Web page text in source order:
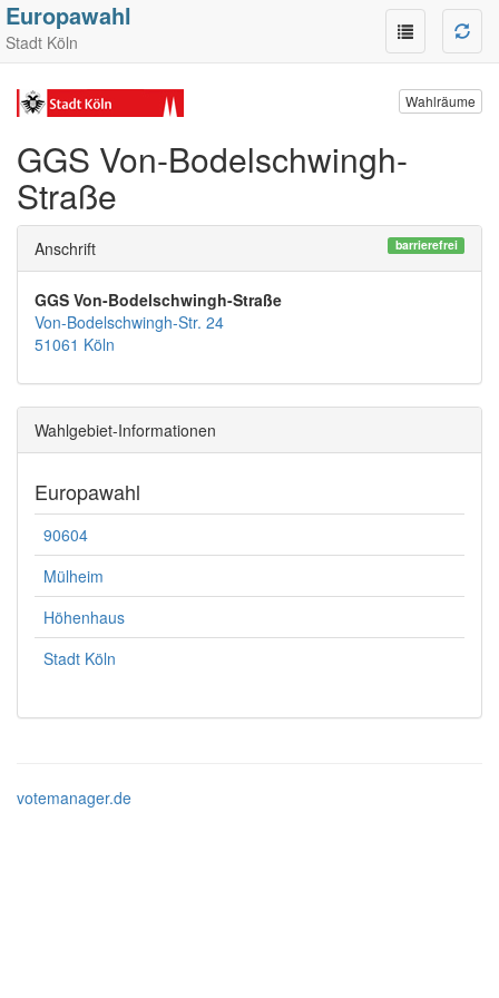
Europawahl
Stadt Köln
Wahlräume
GGS Von-Bodelschwingh-
Straße
Anschrift barrierefrei
GGS Von-Bodelschwingh-Straße
Von-Bodelschwingh-Str. 24
51061 Köln
Wahlgebiet-Informationen
Europawahl
90604
Mülheim
Höhenhaus
Stadt Köln
votemanager.de